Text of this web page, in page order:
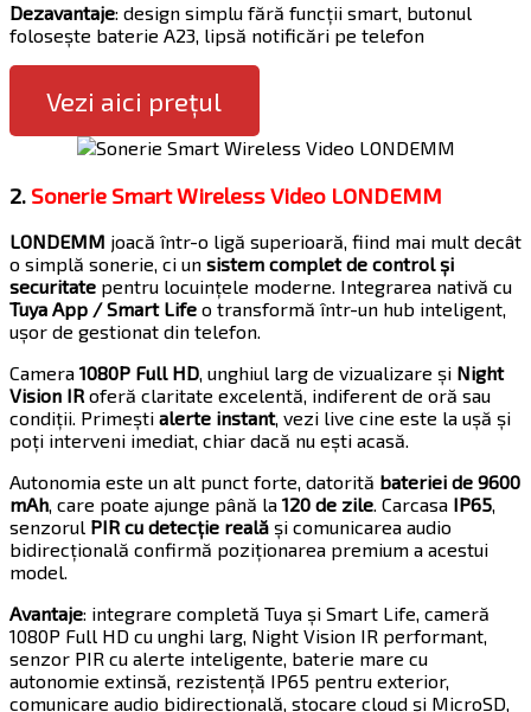
Dezavantaje: design simplu fără funcții smart, butonul
folosește baterie A23, lipsă notificări pe telefon
Vezi aici prețul
2. Sonerie Smart Wireless Video LONDEMM
LONDEMM joacă într-o ligă superioară, fiind mai mult decât
o simplă sonerie, ci un sistem complet de control și
securitate pentru locuințele moderne. Integrarea nativă cu
Tuya App / Smart Life o transformă într-un hub inteligent,
ușor de gestionat din telefon.
Camera 1080P Full HD, unghiul larg de vizualizare și Night
Vision IR oferă claritate excelentă, indiferent de oră sau
condiții. Primești alerte instant, vezi live cine este la ușă și
poți interveni imediat, chiar dacă nu ești acasă.
Autonomia este un alt punct forte, datorită bateriei de 9600
mAh, care poate ajunge până la 120 de zile. Carcasa IP65,
senzorul PIR cu detecție reală și comunicarea audio
bidirecțională confirmă poziționarea premium a acestui
model.
Avantaje: integrare completă Tuya și Smart Life, cameră
1080P Full HD cu unghi larg, Night Vision IR performant,
senzor PIR cu alerte inteligente, baterie mare cu
autonomie extinsă, rezistență IP65 pentru exterior,
comunicare audio bidirecțională, stocare cloud și MicroSD,